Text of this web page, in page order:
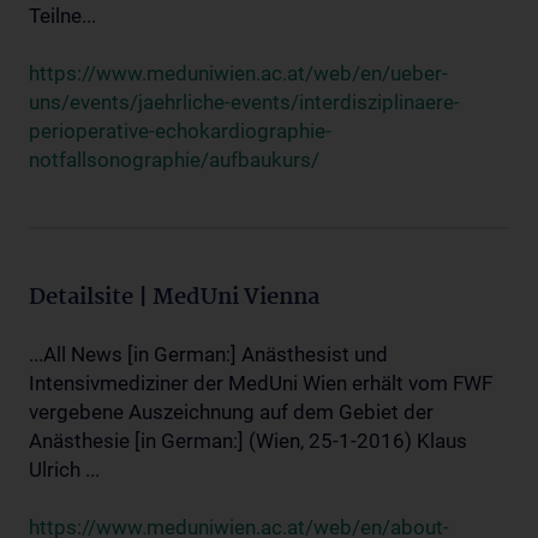
Teilne...
https://www.meduniwien.ac.at/web/en/ueber-
uns/events/jaehrliche-events/interdisziplinaere-
perioperative-echokardiographie-
notfallsonographie/aufbaukurs/
Detailsite | MedUni Vienna
...All News [in German:] Anästhesist und
Intensivmediziner der MedUni Wien erhält vom FWF
vergebene Auszeichnung auf dem Gebiet der
Anästhesie [in German:] (Wien, 25-1-2016) Klaus
Ulrich ...
https://www.meduniwien.ac.at/web/en/about-